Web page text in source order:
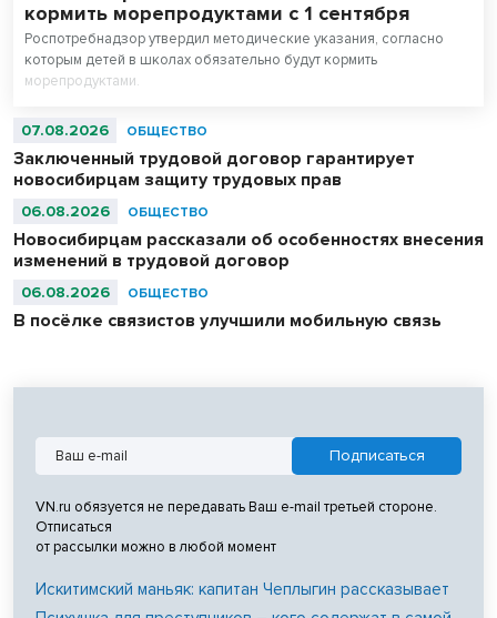
кормить морепродуктами с 1 сентября
Роспотребнадзор утвердил методические указания, согласно
которым детей в школах обязательно будут кормить
морепродуктами.
07.08.2026 ОБЩЕСТВО
Заключенный трудовой договор гарантирует
новосибирцам защиту трудовых прав
06.08.2026 ОБЩЕСТВО
Новосибирцам рассказали об особенностях внесения
изменений в трудовой договор
06.08.2026 ОБЩЕСТВО
В посёлке связистов улучшили мобильную связь
VN.ru обязуется не передавать Ваш e-mail третьей стороне.
Отписаться
от рассылки можно в любой момент
Искитимский маньяк: капитан Чеплыгин рассказывает